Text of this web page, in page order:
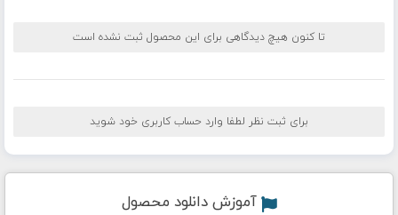
تا کنون هیچ دیدگاهی برای این محصول ثبت نشده است
برای ثبت نظر لطفا وارد حساب کاربری خود شوید
آموزش دانلود محصول